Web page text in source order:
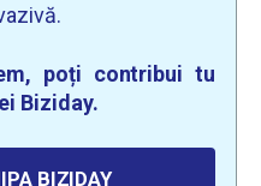
poți contribui tu
Biziday.
BIZIDAY